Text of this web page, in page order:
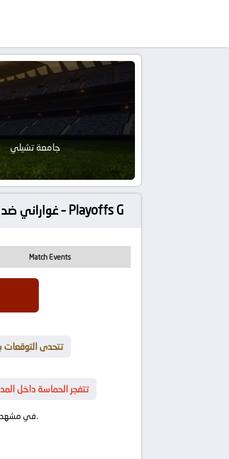
جامعة تشيلي
غواراني ضد جامعة تشيلي – مواجهة نارية كبيرة في امريكا الجنوبية, كوبا سود امريكا – Playoffs G
Match Events
🚀 تتحدى
⚡ تتفجر الحماسة داخل
في مشهدفي مواجهة ملحمة رياضية تأخذ العواطف إلى مستوى آخر.